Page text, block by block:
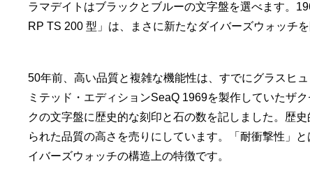
ラマデイトはブラックとブルーの文字盤を選べます。
RP TS 200 型」は、まさに新たなダイバーズウォッチ
50年前、高い品質と複雑な機能性は、すでにグラスヒ
ミテッド・エディションSeaQ 1969を製作していたザ
クの文字盤に歴史的な刻印と石の数を記しました。歴
られた品質の高さを売りにしています。「耐衝撃性」
イバーズウォッチの構造上の特徴です。